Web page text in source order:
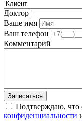
Доктор
Ваше имя
Ваш телефон
Комментарий
Записаться
Подтверждаю, что
конфиденциальности